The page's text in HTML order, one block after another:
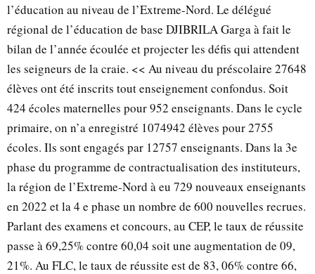
l’éducation au niveau de l’Extreme-Nord. Le délégué
régional de l’éducation de base DJIBRILA Garga à fait le
bilan de l’année écoulée et projecter les défis qui attendent
les seigneurs de la craie. << Au niveau du préscolaire 27648
élèves ont été inscrits tout enseignement confondus. Soit
424 écoles maternelles pour 952 enseignants. Dans le cycle
primaire, on n’a enregistré 1074942 élèves pour 2755
écoles. Ils sont engagés par 12757 enseignants. Dans la 3e
phase du programme de contractualisation des instituteurs,
la région de l’Extreme-Nord à eu 729 nouveaux enseignants
en 2022 et la 4 e phase un nombre de 600 nouvelles recrues.
Parlant des examens et concours, au CEP, le taux de réussite
passe à 69,25% contre 60,04 soit une augmentation de 09,
21%. Au FLC, le taux de réussite est de 83, 06% contre 66,